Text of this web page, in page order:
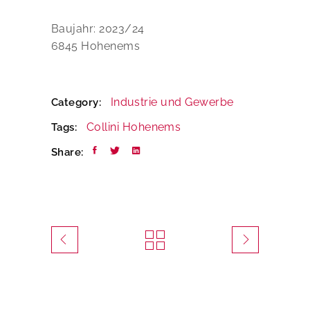
Baujahr: 2023/24
6845 Hohenems
Category: Industrie und Gewerbe
Tags: Collini Hohenems
Share: